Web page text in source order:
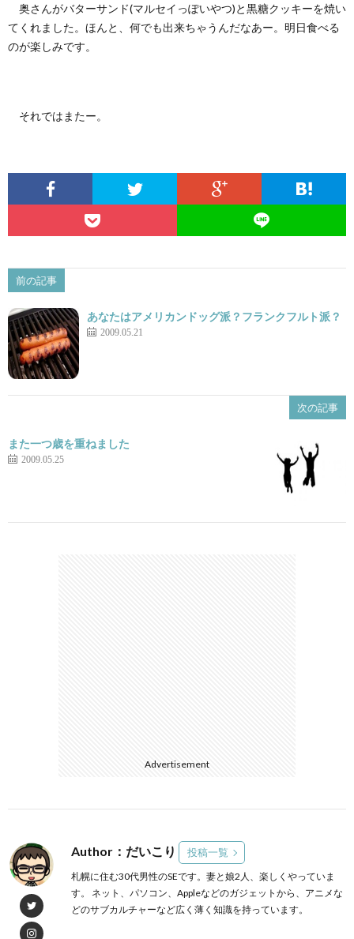
奥さんがバターサンド(マルセイっぽいやつ)と黒糖クッキーを焼い
てくれました。ほんと、何でも出来ちゃうんだなあー。明日食べる
のが楽しみです。
それではまたー。
前の記事
あなたはアメリカンドッグ派？フランクフルト派？
2009.05.21
次の記事
また一つ歳を重ねました
2009.05.25
Advertisement
Author：だいこり 投稿一覧
札幌に住む30代男性のSEです。妻と娘2人、楽しくやっていま
す。 ネット、パソコン、Appleなどのガジェットから、アニメな
どのサブカルチャーなど広く薄く知識を持っています。